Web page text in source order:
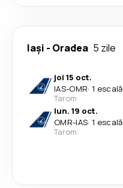
Iași - Oradea 5 zile
joi 15 oct.
IAS-OMR· 1 escală
Tarom
lun. 19 oct.
OMR-IAS· 1 escală
Tarom